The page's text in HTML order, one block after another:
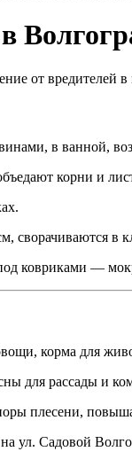
в ванной,
корни и
сворачиваются в
ковриками —
корма для
для рассады и
плесени,
ул. Садовой